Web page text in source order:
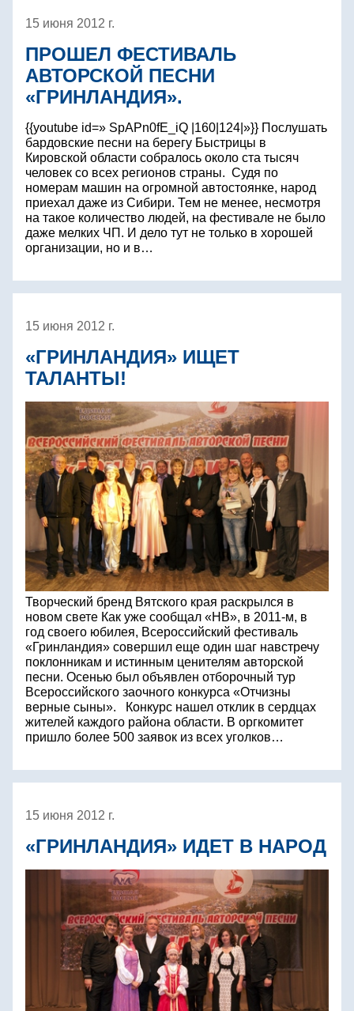
15 июня 2012 г.
ПРОШЕЛ ФЕСТИВАЛЬ
АВТОРСКОЙ ПЕСНИ
«ГРИНЛАНДИЯ».
{{youtube id=» SpAPn0fE_iQ |160|124|»}} Послушать
бардовские песни на берегу Быстрицы в
Кировской области собралось около ста тысяч
человек со всех регионов страны. Судя по
номерам машин на огромной автостоянке, народ
приехал даже из Сибири. Тем не менее, несмотря
на такое количество людей, на фестивале не было
даже мелких ЧП. И дело тут не только в хорошей
организации, но и в…
15 июня 2012 г.
«ГРИНЛАНДИЯ» ИЩЕТ
ТАЛАНТЫ!
Творческий бренд Вятского края раскрылся в
новом свете Как уже сообщал «НВ», в 2011-м, в
год своего юбилея, Всероссийский фестиваль
«Гринландия» совершил еще один шаг навстречу
поклонникам и истинным ценителям авторской
песни. Осенью был объявлен отборочный тур
Всероссийского заочного конкурса «Отчизны
верные сыны». Конкурс нашел отклик в сердцах
жителей каждого района области. В оргкомитет
пришло более 500 заявок из всех уголков…
15 июня 2012 г.
«ГРИНЛАНДИЯ» ИДЕТ В НАРОД